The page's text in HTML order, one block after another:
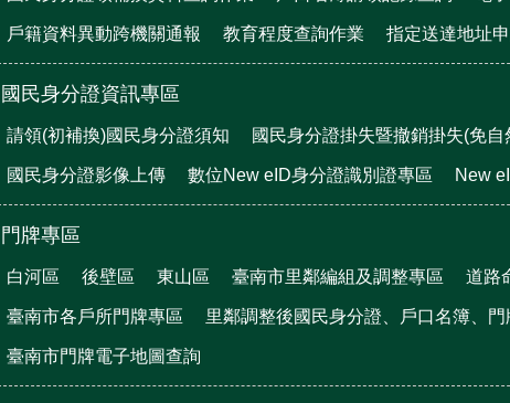
戶籍資料異動跨機關通報 教育程度查詢作業 指定送達地址
國民身分證資訊專區
請領(初補換)國民身分證須知 國民身分證掛失暨撤銷掛失(免自
國民身分證影像上傳 數位New eID身分證識別證專區 New
門牌專區
白河區 後壁區 東山區 臺南市里鄰編組及調整專區 道路
臺南市各戶所門牌專區 里鄰調整後國民身分證、戶口名簿、
臺南市門牌電子地圖查詢